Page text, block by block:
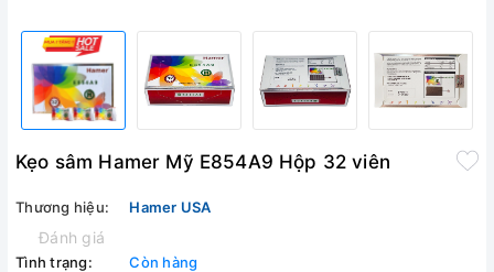
Kẹo sâm Hamer Mỹ E854A9 Hộp 32 viên
Thương hiệu: Hamer USA
Đánh giá
Tình trạng: Còn hàng